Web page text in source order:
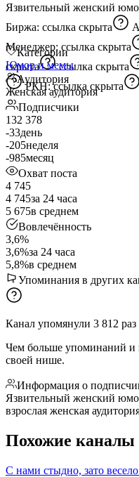
Биржа: ссылка скрыта
Менеджер: ссылка скрыта
скрыта
ссылка скрыта
РКН:ссылка скрыта
Категории
Юмор и мемы
Аудитория
Женская аудитория
Подписчики
132 378
-33день
-205неделя
-985месяц
Охват поста
4 745
4 745за 24 часа
5 675в среднем
Вовлечённость
3,6%
3,6%за 24 часа
5,8%в среднем
Упоминания в других
Канал упомянули 3 812 раз
Чем больше упоминаний и
своей нише.
Информация о
Язвительный женский
взрослая женская
Похожие каналы
С нами стыдно, зато